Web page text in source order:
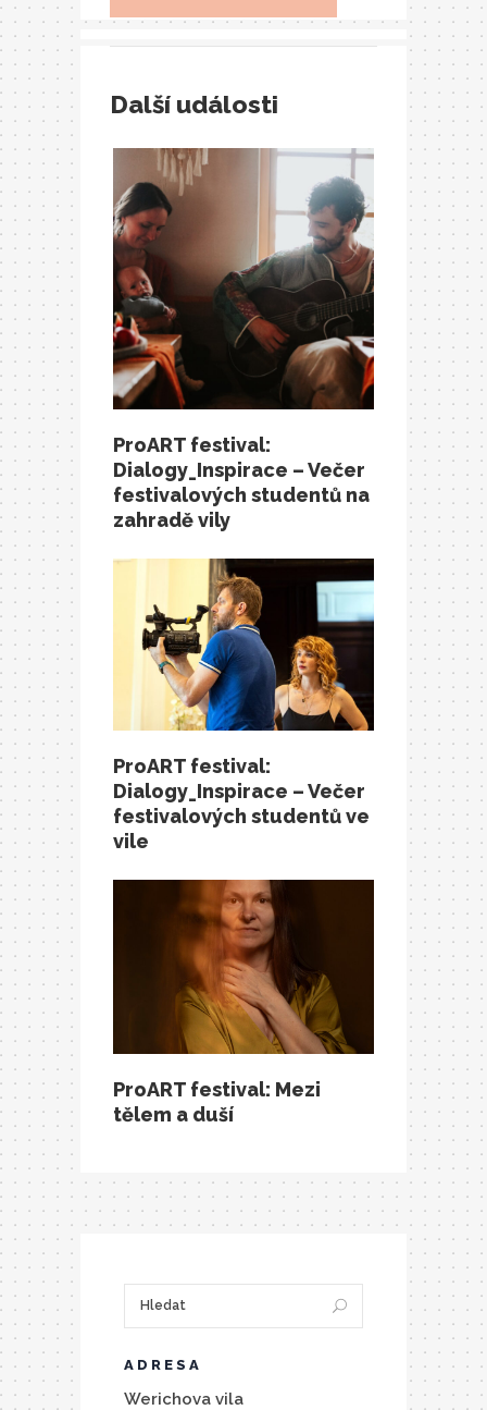
Další události
ProART festival:
Dialogy_Inspirace – Večer
festivalových studentů na
zahradě vily
ProART festival:
Dialogy_Inspirace – Večer
festivalových studentů ve
vile
ProART festival: Mezi
tělem a duší
ADRESA
Werichova vila